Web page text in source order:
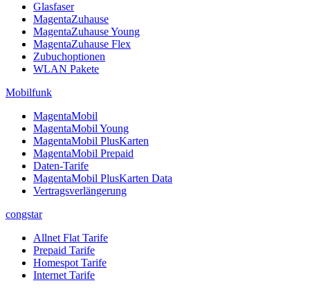
Glasfaser
MagentaZuhause
MagentaZuhause Young
MagentaZuhause Flex
Zubuchoptionen
WLAN Pakete
Mobilfunk
MagentaMobil
MagentaMobil Young
MagentaMobil PlusKarten
MagentaMobil Prepaid
Daten-Tarife
MagentaMobil PlusKarten Data
Vertragsverlängerung
congstar
Allnet Flat Tarife
Prepaid Tarife
Homespot Tarife
Internet Tarife